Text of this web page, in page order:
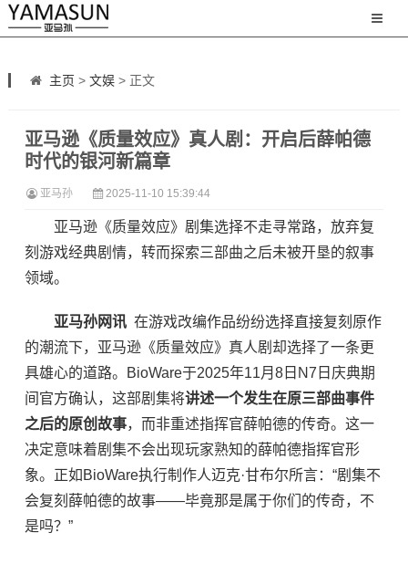
主页 > 文娱> 正文
亚马逊《质量效应》真人剧：开启后薛帕德
时代的银河新篇章
亚马孙 2025-11-10 15:39:44
亚马逊《质量效应》剧集选择不走寻常路，放弃复
刻游戏经典剧情，转而探索三部曲之后未被开垦的叙事
领域。
亚马孙网讯在游戏改编作品纷纷选择直接复刻原作
的潮流下，亚马逊《质量效应》真人剧却选择了一条更
具雄心的道路。BioWare于2025年11月8日N7日庆典期
间官方确认，这部剧集将讲述一个发生在原三部曲事件
之后的原创故事，而非重述指挥官薛帕德的传奇。这一
决定意味着剧集不会出现玩家熟知的薛帕德指挥官形
象。正如BioWare执行制作人迈克·甘布尔所言：“剧集不
会复刻薛帕德的故事——毕竟那是属于你们的传奇，不
是吗？”